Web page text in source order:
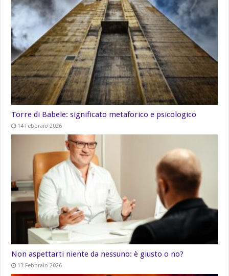
Torre di Babele: significato metaforico e psicologico
14 Febbraio 2026
Non aspettarti niente da nessuno: è giusto o no?
13 Febbraio 2026